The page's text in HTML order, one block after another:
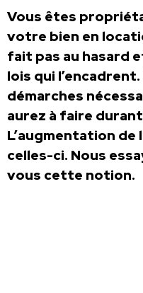
Vous êtes
votre bien en
fait pas au hasard
lois qui
démarches
aurez à faire
L’augmentation
celles-ci. Nous
vous cette notion.